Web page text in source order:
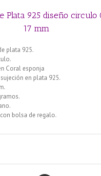
Plata 925 diseño circulo
17 mm
plata 925.
Coral esponja
en plata 925.
bolsa de regalo.